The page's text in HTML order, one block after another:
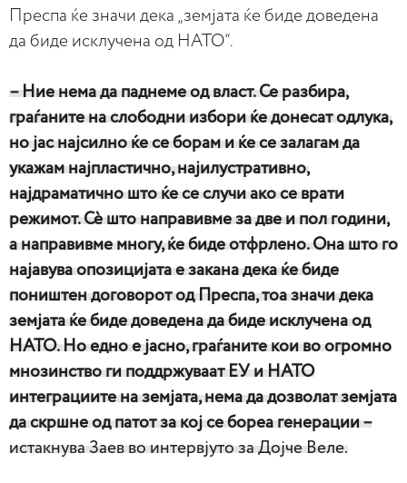
Преспа ќе значи дека „земјата ќе биде доведена
да биде исклучена од НАТО“.
– Ние нема да паднеме од власт. Се разбира,
граѓаните на слободни избори ќе донесат одлука,
но јас најсилно ќе се борам и ќе се залагам да
укажам најпластично, најилустративно,
најдраматично што ќе се случи ако се врати
режимот. Сѐ што направивме за две и пол години,
а направивме многу, ќе биде отфрлено. Она што го
најавува опозицијата е закана дека ќе биде
поништен договорот од Преспа, тоа значи дека
земјата ќе биде доведена да биде исклучена од
НАТО. Но едно е јасно, граѓаните кои во огромно
мнозинство ги поддржуваат ЕУ и НАТО
интеграциите на земјата, нема да дозволат земјата
да скршнe од патот за кој се бореа генерации –
истакнува Заев во интервјуто за Дојче Веле.